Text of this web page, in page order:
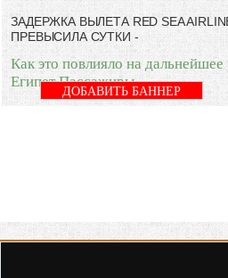
ЗАДЕРЖКА ВЫЛЕТА RED SEA
ПРЕВЫСИЛА СУТКИ -
Как это повлияло на
Египет Пассажиры
ДОБАВИТЬ БАННЕР